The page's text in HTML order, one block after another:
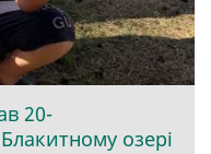
20-
озері